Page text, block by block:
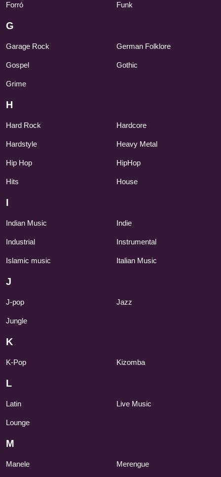
Forró Funk
G
Garage Rock German Folklore
Gospel Gothic
Grime
H
Hard Rock Hardcore
Hardstyle Heavy Metal
Hip Hop HipHop
Hits House
I
Indian Music Indie
Industrial Instrumental
Islamic music Italian Music
J
J-pop Jazz
Jungle
K
K-Pop Kizomba
L
Latin Live Music
Lounge
M
Manele Merengue